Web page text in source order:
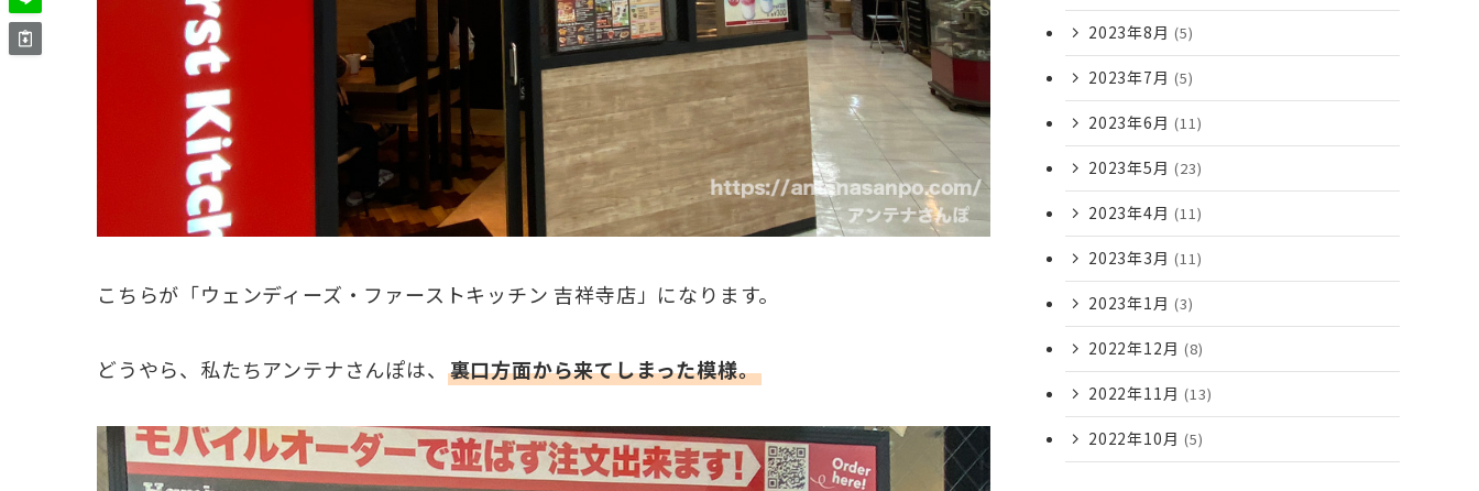
こちらが「ウェンディーズ・ファーストキッチン 吉祥寺店」になります。
どうやら、私たちアンテナさんぽは、 裏口方面から来てしまった模様。
2023年8月 (5)
2023年7月 (5)
2023年6月 (11)
2023年5月 (23)
2023年4月 (11)
2023年3月 (11)
2023年1月 (3)
2022年12月 (8)
2022年11月 (13)
2022年10月 (5)